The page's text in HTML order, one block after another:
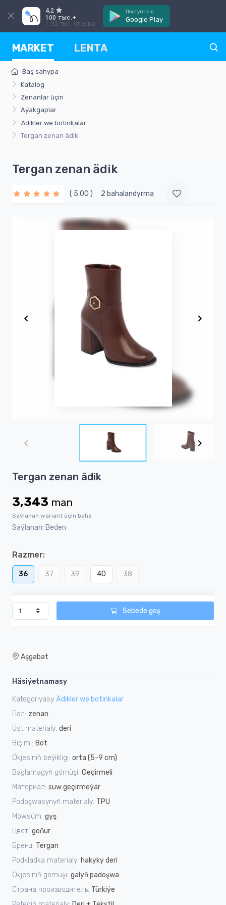
4,2
100 тыс.+
1,92 тыс. отзыва
Доступно в
Google Play
MARKET LENTA
Baş sahypa
Katalog
Zenanlar üçin
Aýakgaplar
Ädikler we botinkalar
Tergan zenan ädik
Tergan zenan ädik
( 5.00 ) 2 bahalandyrma
1
4
Tergan zenan ädik
3,343 man
Saýlanan wariant üçin baha
Saýlanan: Beden
Razmer:
36 37 39 40 38
Sebede goş
Aşgabat
Häsiýetnamasy
Kategoriyasy Ädikler we botinkalar
Пол: zenan
Üst materialy: deri
Biçimi: Bot
Ökjesiniň beýikligi: orta (5-9 cm)
Baglamagyň görnüşi: Geçirmeli
Материал: suw geçirmeýär
Podoşwasynyň materialy: TPU
Möwsüm: gyş
Цвет: goňur
Бренд: Tergan
Podkladka materialy: hakyky deri
Ökjesiniň görnüşi: galyň padoşwa
Страна производитель: Türkiýe